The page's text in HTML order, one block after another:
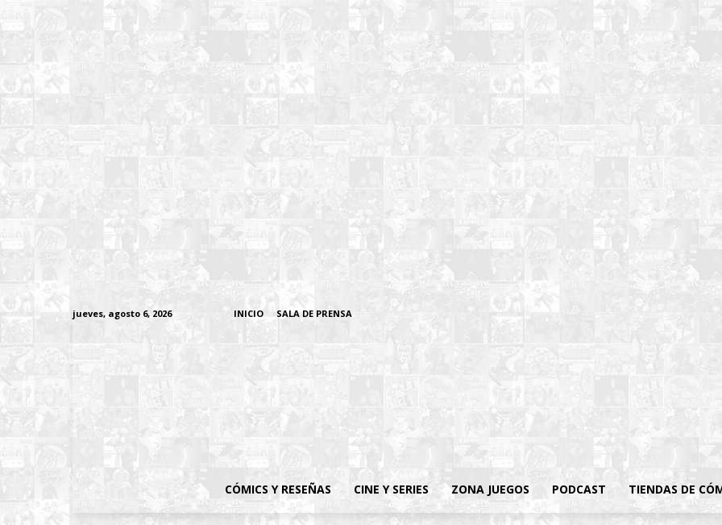
jueves, agosto 6, 2026 INICIO SALA DE PRENSA
CÓMICS Y RESEÑAS CINE Y SERIES ZONA JUEGOS PODCAST TIENDAS DE